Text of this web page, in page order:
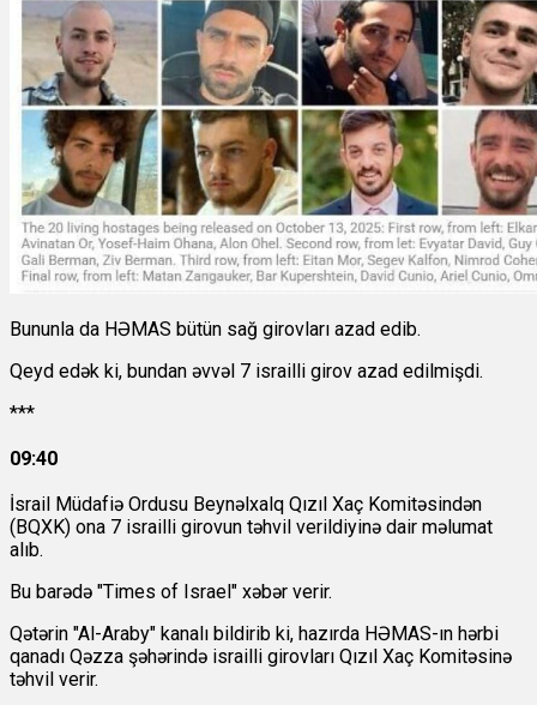
Bununla da HƏMAS bütün sağ girovları azad edib.
Qeyd edək ki, bundan əvvəl 7 israilli girov azad edilmişdi.
***
09:40
İsrail Müdafiə Ordusu Beynəlxalq Qızıl Xaç Komitəsindən
(BQXK) ona 7 israilli girovun təhvil verildiyinə dair məlumat
alıb.
Bu barədə "Times of Israel" xəbər verir.
Qətərin "Al-Araby" kanalı bildirib ki, hazırda HƏMAS-ın hərbi
qanadı Qəzza şəhərində israilli girovları Qızıl Xaç Komitəsinə
təhvil verir.